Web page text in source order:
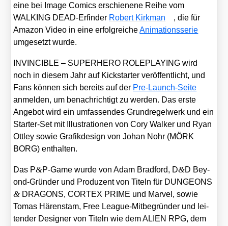
eine bei Image Comics erschie­ne­ne Rei­he vom
WALKING DEAD-Erfin­der Robert Kirk­man
, die für
Ama­zon Video in eine erfolg­rei­cheAni­ma­ti­ons­se­rie
umge­setzt wur­de.
INVINCIBLE – SUPERHERO ROLEPLAYING wird
noch in die­sem Jahr auf Kick­star­ter ver­öf­fent­licht, und
Fans kön­nen sich bereits auf der Pre-Launch-Sei­te
anmel­den, um benach­rich­tigt zu wer­den. Das ers­te
Ange­bot wird ein umfas­sen­des Grund­re­gel­werk und ein
Star­ter-Set mit Illus­tra­tio­nen von Cory Wal­ker und Ryan
Ott­ley sowie Gra­fik­de­sign von Johan Nohr (MÖRK
BORG) ent­hal­ten.
Das P&P‑Game wur­de von Adam Brad­ford, D&D Bey­
ond-Grün­der und Pro­du­zent von Titeln für DUNGEONS
& DRAGONS, CORTEX PRIME und Mar­vel, sowie
Tomas Hären­s­tam, Free League-Mit­be­grün­der und lei­
ten­der Desi­gner von Titeln wie dem ALIEN RPG, dem